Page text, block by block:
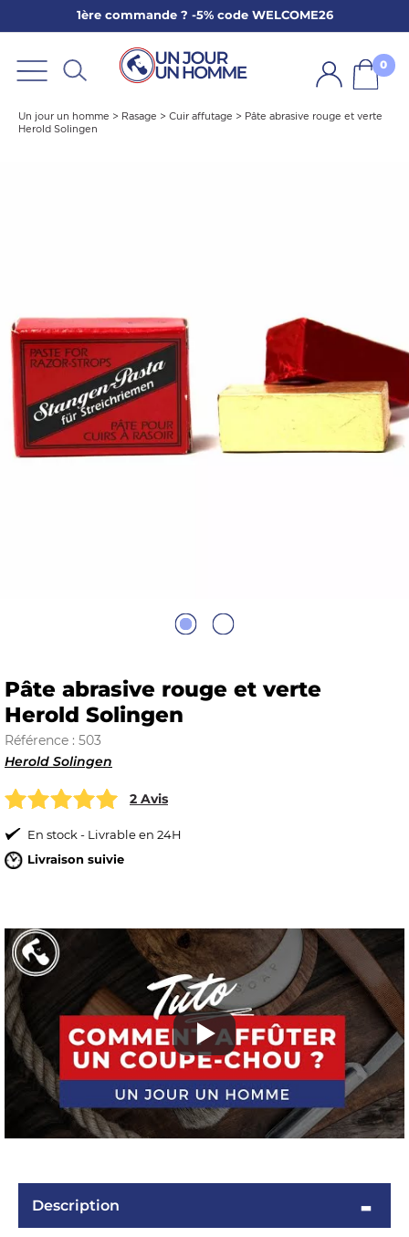
1ère commande ? -5% code WELCOME26
0
Un jour un homme > Rasage > Cuir affutage > Pâte abrasive rouge et verte
Herold Solingen
Pâte abrasive rouge et verte
Herold Solingen
Référence : 503
Herold Solingen
2 Avis
En stock - Livrable en 24H
Livraison suivie
Description